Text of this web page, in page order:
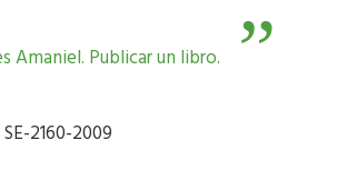
Amaniel. Publicar un libro.
2160-2009